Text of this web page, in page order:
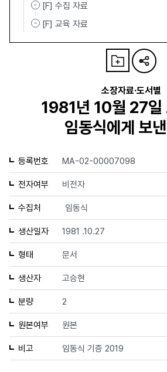
[F] 수집 자료
[F] 교육 자료
소장자료·도서별
1981년 10월 27일
임동식에게 보
등록번호 MA-02-00007098
전자여부 비전자
수집처 임동식
생산일자 1981 .10.27
형태 문서
생산자 고승현
분량 2
원본여부 원본
비고 임동식 기증 2019